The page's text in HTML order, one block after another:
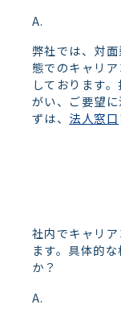
弊社では、対
態でのキャリ
しております
がい、ご要望
ずは、 法人窓口
社内でキャリ
ます。具体的
か？